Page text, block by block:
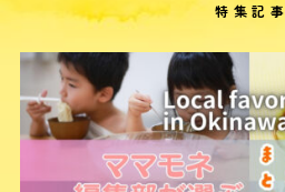
特集記事